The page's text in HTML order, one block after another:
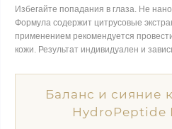
Избегайте попадания в глаза. Не
Формула содержит цитрусовые
применением рекомендуется
кожи. Результат индивидуален и
Баланс и сияние
HydroPeptide